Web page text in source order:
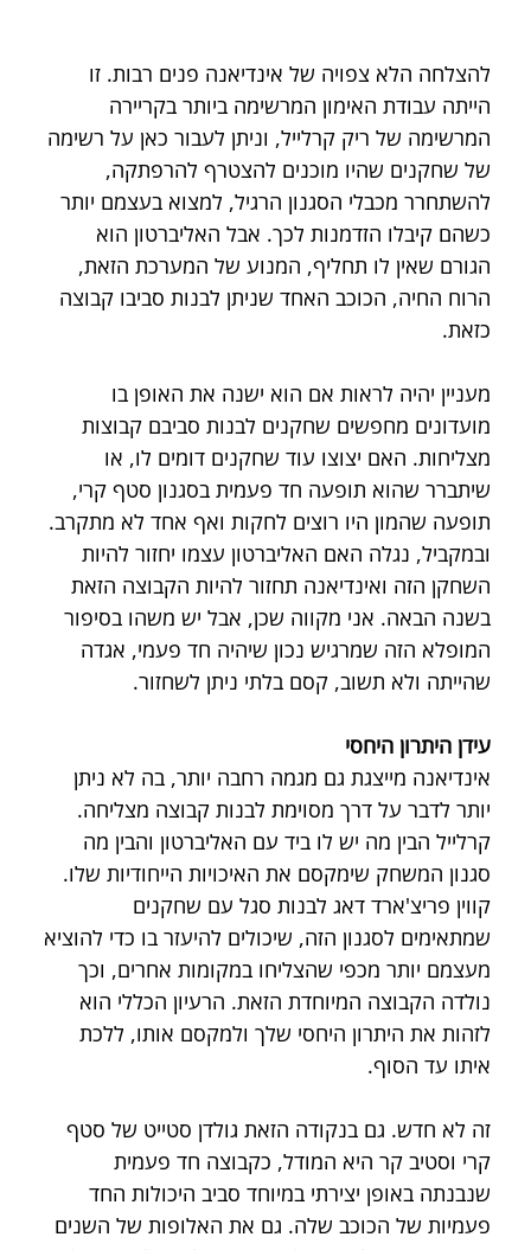
להצלחה הלא צפויה של אינדיאנה פנים רבות. זו
הייתה עבודת האימון המרשימה ביותר בקריירה
המרשימה של ריק קרלייל, וניתן לעבור כאן על רשימה
של שחקנים שהיו מוכנים להצטרף להרפתקה,
להשתחרר מכבלי הסגנון הרגיל, למצוא בעצמם יותר
כשהם קיבלו הזדמנות לכך. אבל האליברטון הוא
הגורם שאין לו תחליף, המנוע של המערכת הזאת,
הרוח החיה, הכוכב האחד שניתן לבנות סביבו קבוצה
כזאת.
מעניין יהיה לראות אם הוא ישנה את האופן בו
מועדונים מחפשים שחקנים לבנות סביבם קבוצות
מצליחות. האם יצוצו עוד שחקנים דומים לו, או
שיתברר שהוא תופעה חד פעמית בסגנון סטף קרי,
תופעה שהמון היו רוצים לחקות ואף אחד לא מתקרב.
ובמקביל, נגלה האם האליברטון עצמו יחזור להיות
השחקן הזה ואינדיאנה תחזור להיות הקבוצה הזאת
בשנה הבאה. אני מקווה שכן, אבל יש משהו בסיפור
המופלא הזה שמרגיש נכון שיהיה חד פעמי, אגדה
שהייתה ולא תשוב, קסם בלתי ניתן לשחזור.
עידן היתרון היחסי
אינדיאנה מייצגת גם מגמה רחבה יותר, בה לא ניתן
יותר לדבר על דרך מסוימת לבנות קבוצה מצליחה.
קרלייל הבין מה יש לו ביד עם האליברטון והבין מה
סגנון המשחק שימקסם את האיכויות הייחודיות שלו.
קווין פריצ'ארד דאג לבנות סגל עם שחקנים
שמתאימים לסגנון הזה, שיכולים להיעזר בו כדי להוציא
מעצמם יותר מכפי שהצליחו במקומות אחרים, וכך
נולדה הקבוצה המיוחדת הזאת. הרעיון הכללי הוא
לזהות את היתרון היחסי שלך ולמקסם אותו, ללכת
איתו עד הסוף.
זה לא חדש. גם בנקודה הזאת גולדן סטייט של סטף
קרי וסטיב קר היא המודל, כקבוצה חד פעמית
שנבנתה באופן יצירתי במיוחד סביב היכולות החד
פעמיות של הכוכב שלה. גם את האלופות של השנים